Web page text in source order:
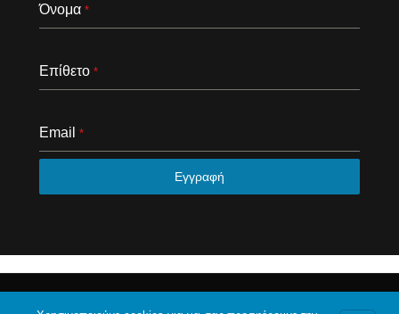
Όνομα *
Επίθετο *
Email *
Εγγραφή